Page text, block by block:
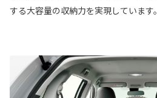
する大容量の収納力を実現しています。